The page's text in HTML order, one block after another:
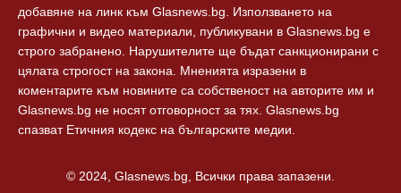
добавяне на линк към Glasnews.bg. Използването на
графични и видео материали, публикувани в Glasnews.bg е
строго забранено. Нарушителите ще бъдат санкционирани с
цялата строгост на закона. Мненията изразени в
коментарите към новините са собственост на авторите им и
Glasnews.bg не носят отговорност за тях. Glasnews.bg
спазват Етичния кодекс на българските медии.
© 2024, Glasnews.bg, Всички права запазени.